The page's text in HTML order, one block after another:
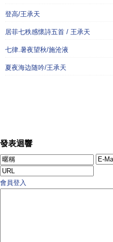
登高/王承天
居菲七秩感懷詩五首 / 王承天
七律.暑夜望秋/施沧液
夏夜海边随吟/王承天
發表迴響
會員登入